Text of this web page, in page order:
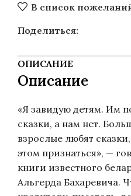
В список
Поделиться:
ОПИСАНИЕ
Описание
«Я завидую детям. Им
сказки, а нам нет.
взрослые любят
этом признаться», —
книги известного
Альгерда Бахаревича.